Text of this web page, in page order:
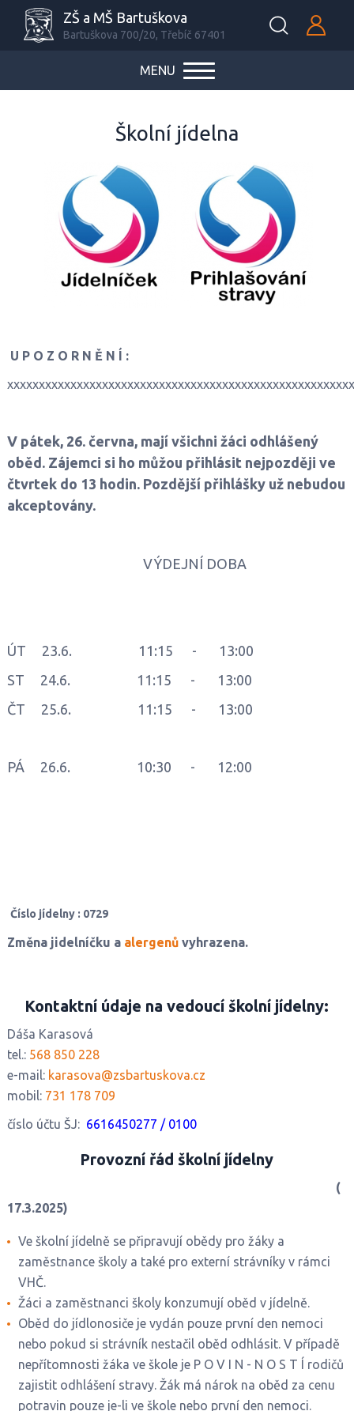
ZŠ a MŠ Bartuškova
Bartuškova 700/20, Třebíč 67401
MENU
Školní jídelna
U P O Z O R N Ě N Í :
V pátek, 26. června, mají všichni žáci odhlášený
oběd. Zájemci si ho můžou přihlásit nejpozději ve
čtvrtek do 13 hodin. Pozdější přihlášky už nebudou
akceptovány.
VÝDEJNÍ DOBA
ÚT 23.6. 11:15 - 13:00
ST 24.6. 11:15 - 13:00
ČT 25.6. 11:15 - 13:00
PÁ 26.6. 10:30 - 12:00
Číslo jídelny : 0729
Změna jidelníčku a alergenůvyhrazena.
Kontaktní údaje na vedoucí školní jídelny:
Dáša Karasová
tel.: 568 850 228
e-mail: karasova@zsbartuskova.cz
mobil: 731 178 709
číslo účtu ŠJ: 6616450277 / 0100
Provozní řád školní jídelny
(
17.3.2025)
Ve školní jídelně se připravují obědy pro žáky a
zaměstnance školy a také pro externí strávníky v rámci
VHČ.
Žáci a zaměstnanci školy konzumují oběd v jídelně.
Oběd do jídlonosiče je vydán pouze první den nemoci
nebo pokud si strávník nestačil oběd odhlásit. V případě
nepřítomnosti žáka ve škole je P O V I N - N O S T Í rodičů
zajistit odhlášení stravy. Žák má nárok na oběd za cenu
potravin pouze je-li ve škole nebo první den nemoci.